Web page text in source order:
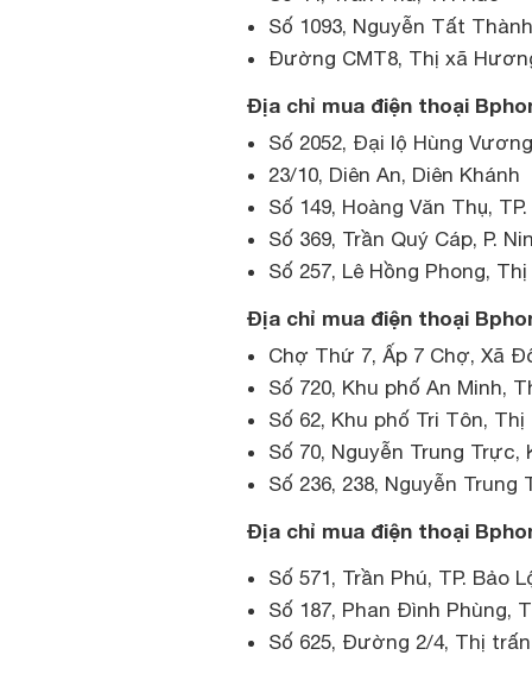
Số 1093, Nguyễn Tất
Đường CMT8, Thị xã
Địa chỉ mua điện thoại
Số 2052, Đại lộ Hùng
23/10, Diên An, Diên Khánh
Số 149, Hoàng Văn Thụ,
Số 369, Trần Quý Cáp, P.
Số 257, Lê Hồng Phong,
Địa chỉ mua điện thoại
Chợ Thứ 7, Ấp 7 Chợ, Xã
Số 720, Khu phố An Minh,
Số 62, Khu phố Tri Tôn,
Số 70, Nguyễn Trung
Số 236, 238, Nguyễn Trung
Địa chỉ mua điện thoại
Số 571, Trần Phú, TP. Bảo
Số 187, Phan Đình Phùng,
Số 625, Đường 2/4, Thị